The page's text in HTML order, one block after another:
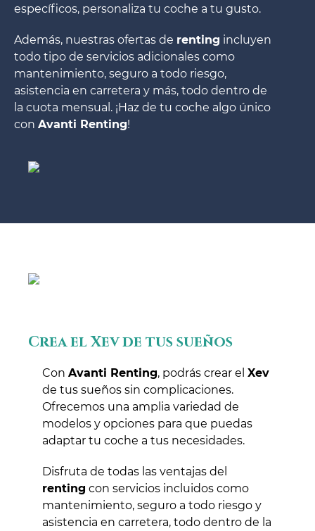
específicos, personaliza tu coche a tu gusto.
Además, nuestras ofertas de renting incluyen
todo tipo de servicios adicionales como
mantenimiento, seguro a todo riesgo,
asistencia en carretera y más, todo dentro de
la cuota mensual. ¡Haz de tu coche algo único
con Avanti Renting!
Crea el Xev de tus sueños
Con Avanti Renting, podrás crear el Xev
de tus sueños sin complicaciones.
Ofrecemos una amplia variedad de
modelos y opciones para que puedas
adaptar tu coche a tus necesidades.
Disfruta de todas las ventajas del
renting con servicios incluidos como
mantenimiento, seguro a todo riesgo y
asistencia en carretera, todo dentro de la